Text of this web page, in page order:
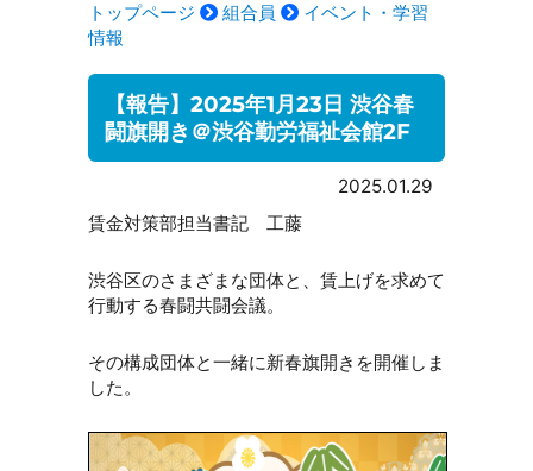
トップページ 組合員
イベント・学習
情報
【報告】2025年1月23日 渋谷春
闘旗開き＠渋谷勤労福祉会館2F
2025.01.29
賃金対策部担当書記 工藤
渋谷区のさまざまな団体と、賃上げを求めて
行動する春闘共闘会議。
その構成団体と一緒に新春旗開きを開催しま
した。